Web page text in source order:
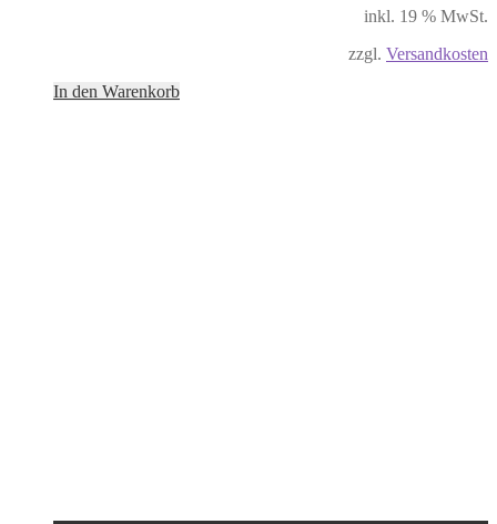
inkl. 19 % MwSt.
zzgl. Versandkosten
In den Warenkorb